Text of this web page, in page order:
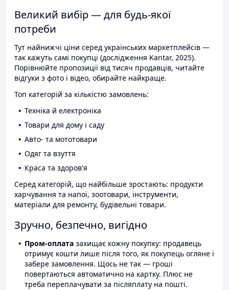
Великий вибір — для будь-якої
потреби
Тут найнижчі ціни серед українських маркетплейсів —
так кажуть самі покупці (дослідження Kantar, 2025).
Порівнюйте пропозиції від тисяч продавців, читайте
відгуки з фото і відео, обирайте найкраще.
Топ категорій за кількістю замовлень:
Техніка й електроніка
Товари для дому і саду
Авто- та мототовари
Одяг та взуття
Краса та здоров'я
Серед категорій, що найбільше зростають: продукти
харчування та напої, зоотовари, інструменти,
матеріали для ремонту, будівельні товари.
Зручно, безпечно, вигідно
Пром-оплата захищає кожну покупку: продавець
отримує кошти лише після того, як покупець огляне і
забере замовлення. Щось не так — гроші
повертаються автоматично на картку. Плюс не
треба переплачувати за післяплату на пошті.